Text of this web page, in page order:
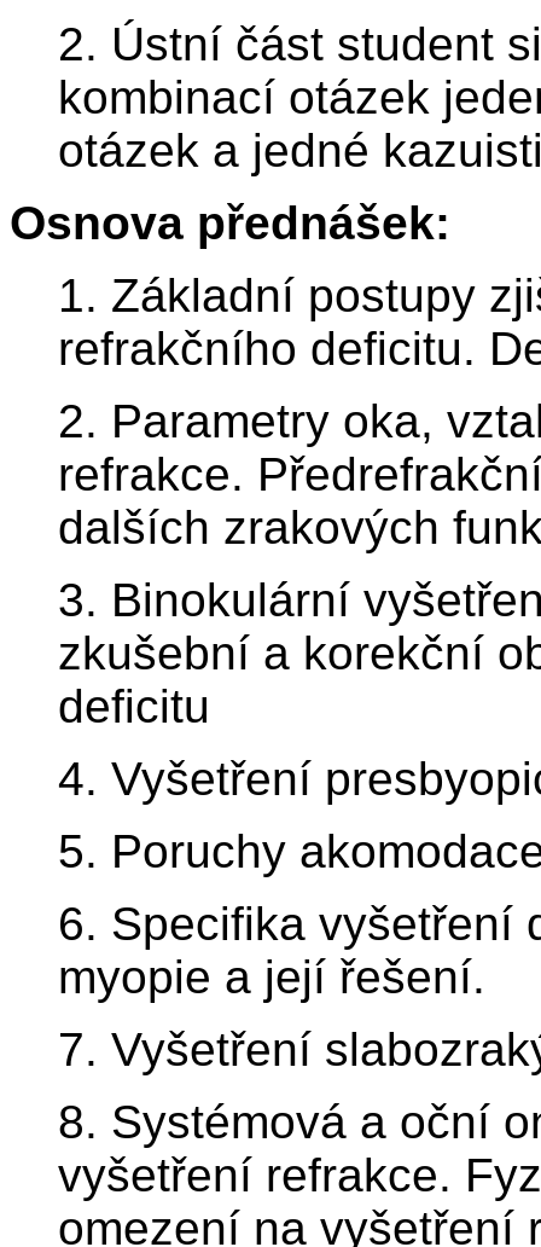
2. Ústní část student
kombinací otázek
otázek a jedné
Osnova přednášek:
1. Základní postupy
refrakčního deficitu.
2. Parametry oka,
refrakce.
dalších zrakových
3. Binokulární
zkušební a korekční
deficitu
4. Vyšetření
5. Poruchy
6. Specifika vyšetření
myopie a její řešení.
7. Vyšetření
8. Systémová a oční
vyšetření refrakce.
omezení na vyšetření